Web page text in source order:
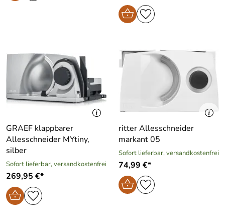
GRAEF klappbarer
Allesschneider MYtiny,
silber
Sofort lieferbar, versandkostenfrei
269,95 €*
ritter Allesschneider
markant 05
Sofort lieferbar, versandkostenfrei
74,99 €*